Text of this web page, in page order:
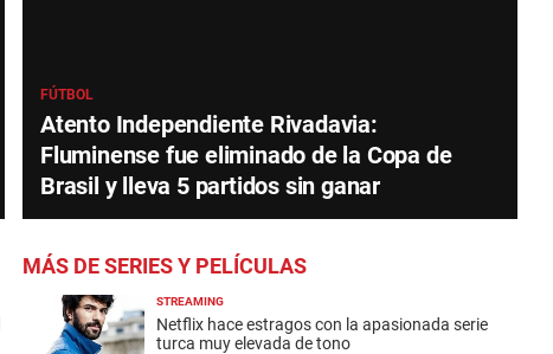
FÚTBOL
Atento Independiente Rivadavia:
Fluminense fue eliminado de la Copa de
Brasil y lleva 5 partidos sin ganar
MÁS DE SERIES Y PELÍCULAS
STREAMING
Netflix hace estragos con la apasionada serie
turca muy elevada de tono